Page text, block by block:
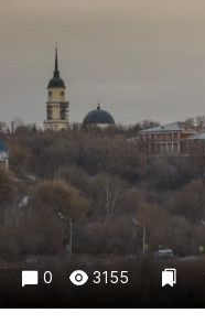
Образование
Общество
Праздники
Происшествия
Спорт
Экономика и
0 3155